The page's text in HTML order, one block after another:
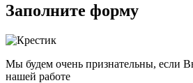
Заполните форму
Мы будем очень признательны, если
нашей работе